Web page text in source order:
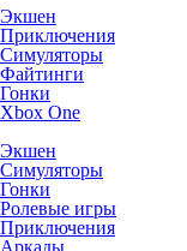
Экшен
Приключения
Симуляторы
Файтинги
Гонки
Xbox One
Экшен
Симуляторы
Гонки
Ролевые игры
Приключения
Аркады